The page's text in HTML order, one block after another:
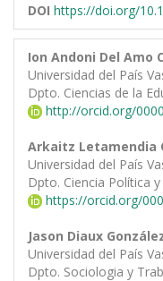
DOI https://doi.org/
Ion Andoni Del Amo
Universidad del País
Dpto. Ciencias de la
http://orcid.org/
Arkaitz Letamendia
Universidad del País
Dpto. Ciencia Política
https://orcid.org/
Jason Diaux
Universidad del País
Dpto. Sociologia y